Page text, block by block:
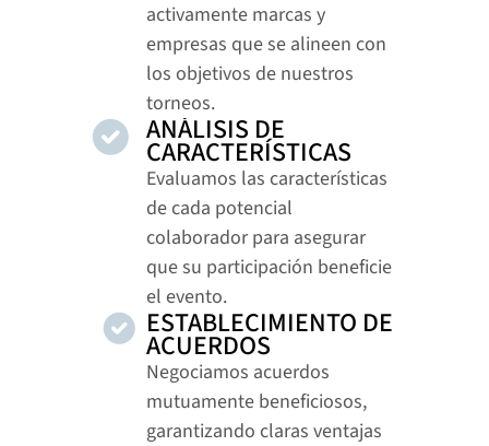
activamente marcas y
empresas que se alineen con
los objetivos de nuestros
torneos.
ANÁLISIS DE
CARACTERÍSTICAS
Evaluamos las características
de cada potencial
colaborador para asegurar
que su participación beneficie
el evento.
ESTABLECIMIENTO DE
ACUERDOS
Negociamos acuerdos
mutuamente beneficiosos,
garantizando claras ventajas